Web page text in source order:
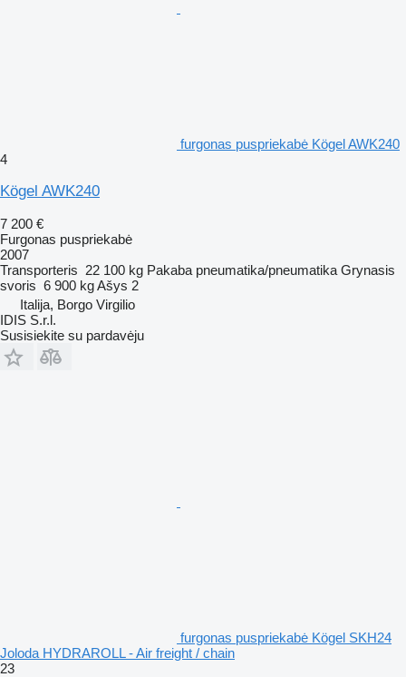
furgonas puspriekabė Kögel AWK240
4
Kögel AWK240
7 200 €
Furgonas puspriekabė
2007
Transporteris 22 100 kg Pakaba pneumatika/pneumatika Grynasis
svoris 6 900 kgAšys 2
Italija, Borgo Virgilio
IDIS S.r.l.
Susisiekite su pardavėju
furgonas puspriekabė Kögel SKH24
Joloda HYDRAROLL - Air freight / chain
23